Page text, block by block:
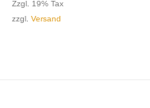
Zzgl. 19% Tax
zzgl. Versand